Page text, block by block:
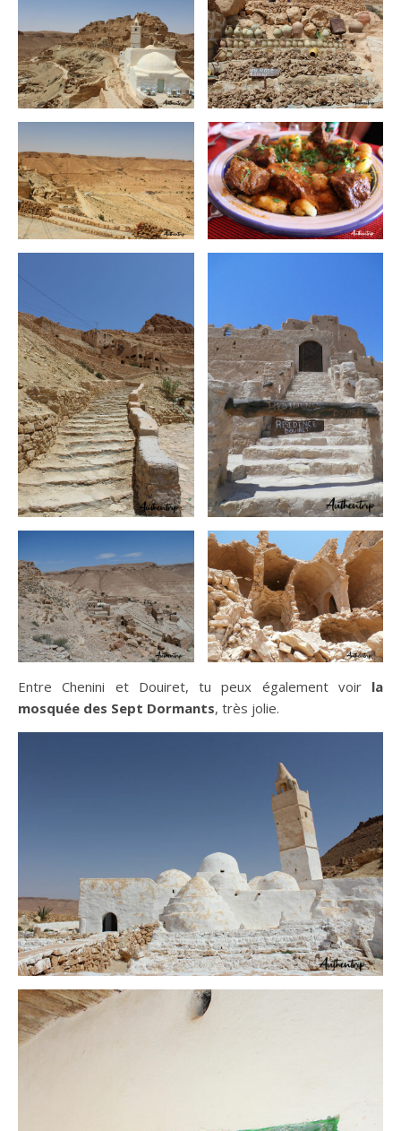
Entre Chenini et Douiret, tu peux également voir la
mosquée des Sept Dormants, très jolie.